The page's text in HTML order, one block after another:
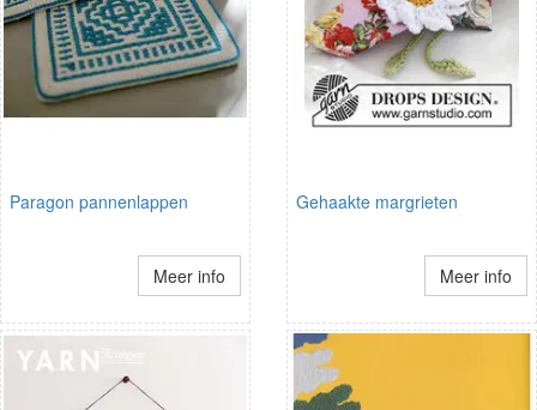
Paragon pannenlappen
Meer info
Gehaakte margrieten
Meer info